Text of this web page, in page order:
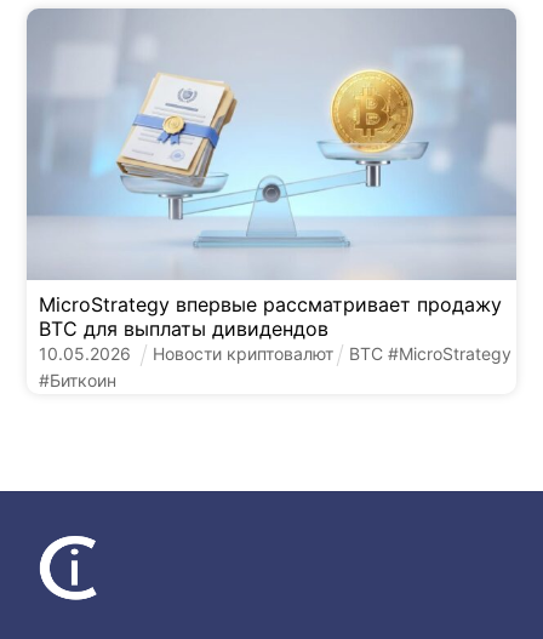
MicroStrategy впервые рассматривает продажу
BTC для выплаты дивидендов
10.05.2026 Новости криптовалют BTC#MicroStrategy
#Биткоин